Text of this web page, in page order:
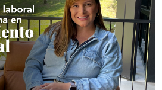
100 inversionistas millonarios
sobre […]